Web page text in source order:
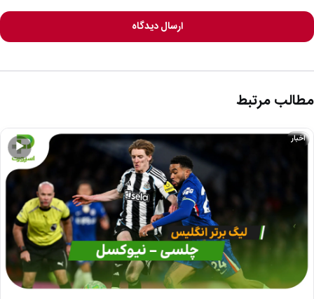
ارسال دیدگاه
مطالب مرتبط
▶
اخبار